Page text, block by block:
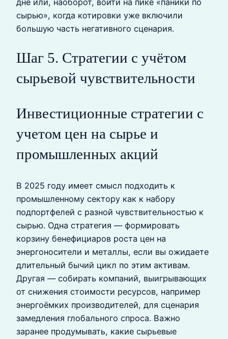
сырью», когда котировки уже включили
большую часть негативного сценария.
Шаг 5. Стратегии с учётом
сырьевой чувствительности
Инвестиционные стратегии с
учетом цен на сырье и
промышленных акций
В 2025 году имеет смысл подходить к
промышленному сектору как к набору
подпортфелей с разной чувствительностью к
сырью. Одна стратегия — формировать
корзину бенефициаров роста цен на
энергоносители и металлы, если вы ожидаете
длительный бычий цикл по этим активам.
Другая — собирать компаний, выигрывающих
от снижения стоимости ресурсов, например
энергоёмких производителей, для сценария
замедления глобального спроса. Важно
заранее продумывать, какие сырьевые